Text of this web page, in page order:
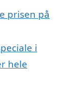
prisen på
i
hele